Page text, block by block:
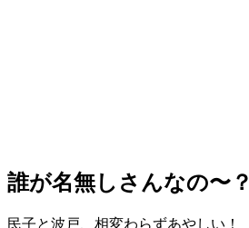
誰が名無しさんなの〜？
民子と波戸、相変わらずあやしい！